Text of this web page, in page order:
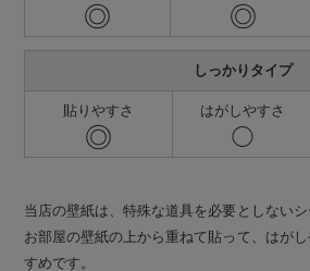
◎ ◎
しっかりタイプ
貼りやすさ
◎
はがしやすさ
◯
当店の壁紙は、特殊な道具を必要としない
お部屋の壁紙の上から重ねて貼って、はが
すめです。